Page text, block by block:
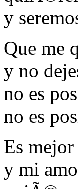
y
Que me
y no
no es
no es
Es
y mi